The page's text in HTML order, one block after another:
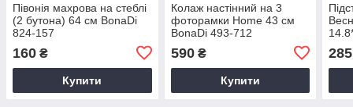
Півонія махрова на стеблі
(2 бутона) 64 см BonaDi
824-157
160 ₴
Купити
Колаж настінний на 3
фоторамки Home 43 см
BonaDi 493-712
590₴
Купити
285